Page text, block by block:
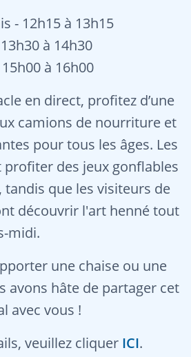
- 12h15 à 13h15
à 14h30
à 16h00
en direct, profitez d’une
camions de nourriture et
pour tous les âges. Les
des jeux gonflables
tandis que les visiteurs de
découvrir l'art henné tout
midi.
une chaise ou une
avons hâte de partager cet
avec vous !
veuillez cliquer ICI.